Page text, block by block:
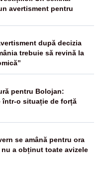
avertisment pentru
după decizia
trebuie să revină la
pentru Bolojan:
într-o situație de forță
se amână pentru ora
nu a obținut toate avizele